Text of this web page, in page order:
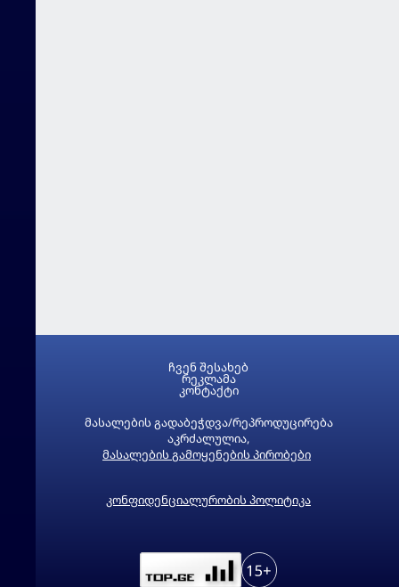
მასალების გადაბეჭდვა/რეპროდუცირება
აკრძალულია,
მასალების გამოყენების პირობები
კონფიდენციალურობის პოლიტიკა
ჩვენ შესახებ
რეკლამა
კონტაქტი